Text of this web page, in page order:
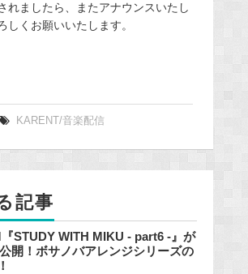
れましたら、またアナウンスいたし
しくお願いいたします。
KARENT/音楽配信
記事
STUDY WITH MIKU - part6 -』が
公開！ボサノバアレンジシリーズの